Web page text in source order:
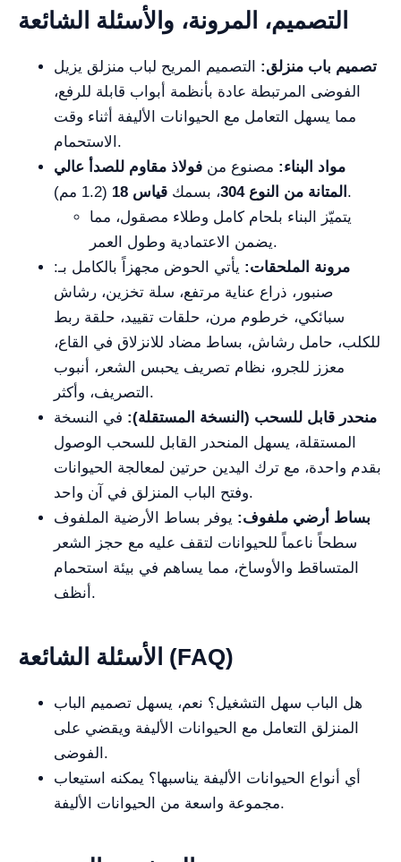
التصميم، المرونة، والأسئلة الشائعة
تصميم باب منزلق: التصميم المريح لباب منزلق يزيل
الفوضى المرتبطة عادة بأنظمة أبواب قابلة للرفع،
مما يسهل التعامل مع الحيوانات الأليفة أثناء وقت
الاستحمام.
مواد البناء: مصنوع من فولاذ مقاوم للصدأ عالي
المتانة من النوع 304
، بسمك قياس 18
(1.2 مم).
يتميّز البناء بلحام كامل وطلاء مصقول، مما
يضمن الاعتمادية وطول العمر.
مرونة الملحقات: يأتي الحوض مجهزاً بالكامل بـ:
صنبور، ذراع عناية مرتفع، سلة تخزين، رشاش
سبائكي، خرطوم مرن، حلقات تقييد، حلقة ربط
للكلب، حامل رشاش، بساط مضاد للانزلاق في القاع،
معزز للجرو، نظام تصريف يحبس الشعر، أنبوب
التصريف، وأكثر.
منحدر قابل للسحب (النسخة المستقلة): في النسخة
المستقلة، يسهل المنحدر القابل للسحب الوصول
بقدم واحدة، مع ترك اليدين حرتين لمعالجة الحيوانات
وفتح الباب المنزلق في آن واحد.
بساط أرضي ملفوف: يوفر بساط الأرضية الملفوف
سطحاً ناعماً للحيوانات لتقف عليه مع حجز الشعر
المتساقط والأوساخ، مما يساهم في بيئة استحمام
أنظف.
الأسئلة الشائعة (FAQ)
هل الباب سهل التشغيل؟ نعم، يسهل تصميم الباب
المنزلق التعامل مع الحيوانات الأليفة ويقضي على
الفوضى.
أي أنواع الحيوانات الأليفة يناسبها؟ يمكنه استيعاب
مجموعة واسعة من الحيوانات الأليفة.